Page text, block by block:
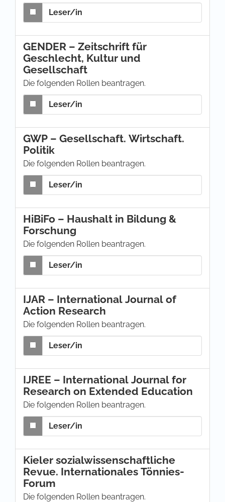
Leser/in
GENDER – Zeitschrift für
Geschlecht, Kultur und
Gesellschaft
Die folgenden Rollen beantragen.
Leser/in
GWP – Gesellschaft. Wirtschaft.
Politik
Die folgenden Rollen beantragen.
Leser/in
HiBiFo – Haushalt in Bildung &
Forschung
Die folgenden Rollen beantragen.
Leser/in
IJAR – International Journal of
Action Research
Die folgenden Rollen beantragen.
Leser/in
IJREE – International Journal for
Research on Extended Education
Die folgenden Rollen beantragen.
Leser/in
Kieler sozialwissenschaftliche
Revue. Internationales Tönnies-
Forum
Die folgenden Rollen beantragen.